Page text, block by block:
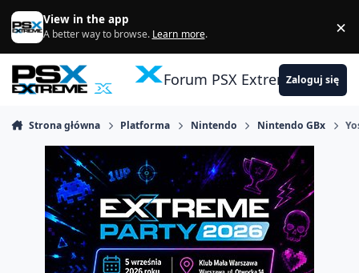
Skocz do zawartości
View in the app
A better way to browse. Learn more. ×
Forum PSX ExtremeZaloguj się
Strona główna Platforma Nintendo Nintendo GBx